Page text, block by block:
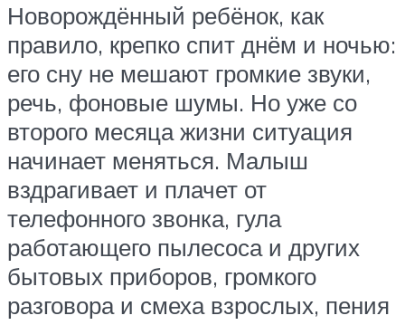
Новорождённый ребёнок, как
правило, крепко спит днём и ночью:
его сну не мешают громкие звуки,
речь, фоновые шумы. Но уже со
второго месяца жизни ситуация
начинает меняться. Малыш
вздрагивает и плачет от
телефонного звонка, гула
работающего пылесоса и других
бытовых приборов, громкого
разговора и смеха взрослых, пения